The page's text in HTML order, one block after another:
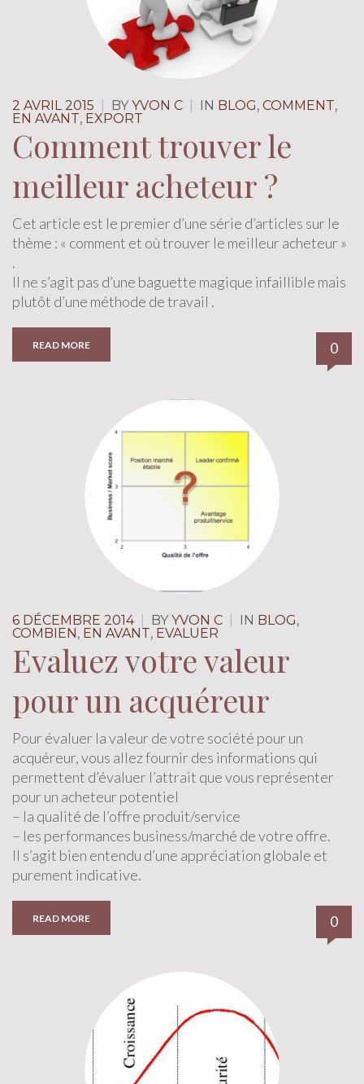
2 AVRIL 2015 BYYVON C IN BLOG, COMMENT,
EN AVANT, EXPORT
Comment trouver le
meilleur acheteur ?
Cet article est le premier d’une série d’articles sur le
thème : « comment et où trouver le meilleur acheteur »
.
Il ne s’agit pas d’une baguette magique infaillible mais
plutôt d’une méthode de travail .
READ MORE 0
6 DÉCEMBRE 2014 BYYVON C IN BLOG,
COMBIEN , EN AVANT, EVALUER
Evaluez votre valeur
pour un acquéreur
Pour évaluer la valeur de votre société pour un
acquéreur, vous allez fournir des informations qui
permettent d’évaluer l’attrait que vous représenter
pour un acheteur potentiel
– la qualité de l’offre produit/service
– les performances business/marché de votre offre.
Il s’agit bien entendu d’une appréciation globale et
purement indicative.
READ MORE 0